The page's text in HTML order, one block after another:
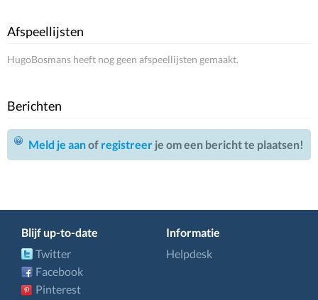
Afspeellijsten
HugoBosmans heeft nog geen afspeellijsten gemaakt.
Berichten
Meld je aanof registreer je om een bericht te plaatsen!
Blijf up-to-date
Twitter
Facebook
Pinterest
Informatie
Helpdesk